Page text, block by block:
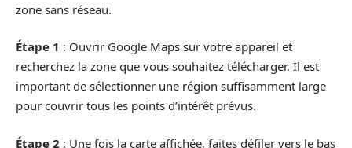
zone sans réseau.
Étape 1 : Ouvrir Google Maps sur votre appareil et
recherchez la zone que vous souhaitez télécharger. Il est
important de sélectionner une région suffisamment large
pour couvrir tous les points d’intérêt prévus.
Étape 2 : Une fois la carte affichée, faites défiler vers le bas